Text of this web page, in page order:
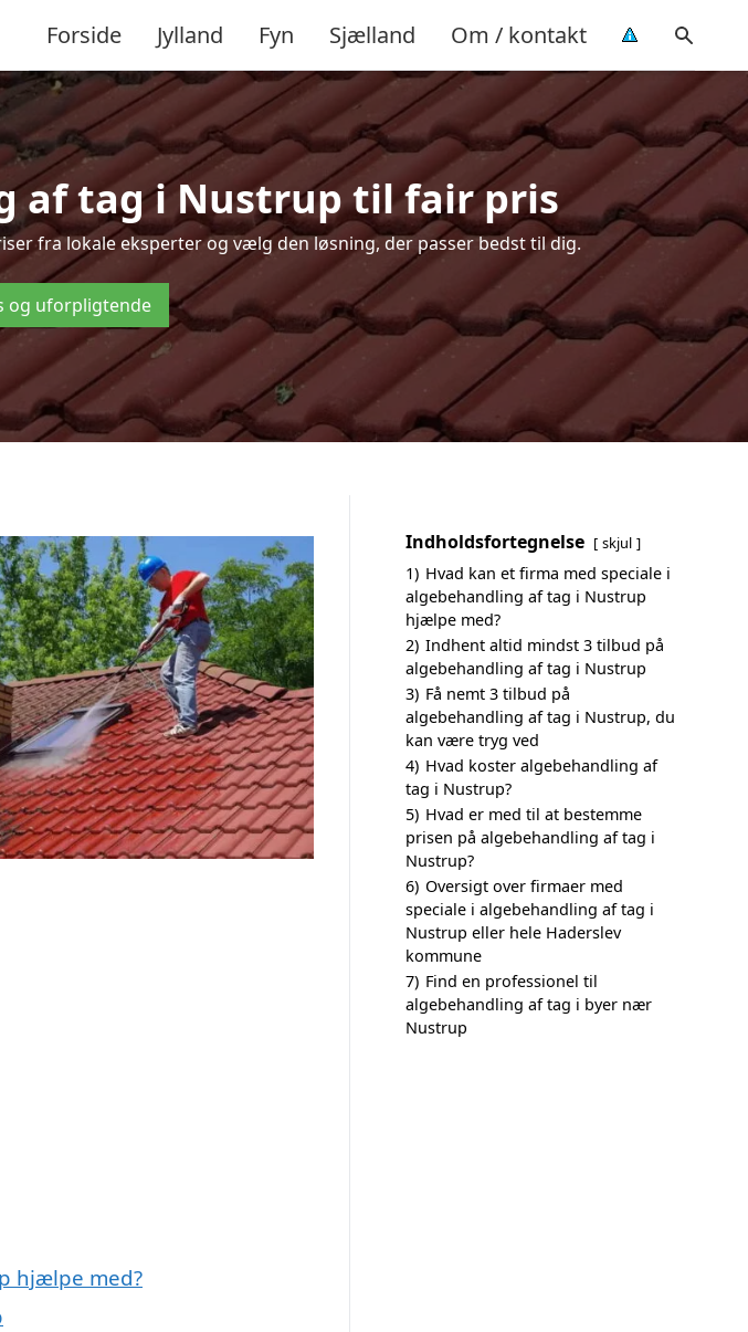
Forside Jylland Fyn Sjælland Om / kontakt
af tag i Nustrup til fair pris
fra lokale eksperter og vælg den løsning, der passer bedst til dig.
og uforpligtende
hjælpe med?
Indholdsfortegnelse skjul
1) Hvad kan et firma med speciale i
algebehandling af tag i Nustrup
hjælpe med?
2) Indhent altid mindst 3 tilbud på
algebehandling af tag i Nustrup
3) Få nemt 3 tilbud på
algebehandling af tag i Nustrup, du
kan være tryg ved
4) Hvad koster algebehandling af
tag i Nustrup?
5) Hvad er med til at bestemme
prisen på algebehandling af tag i
Nustrup?
6) Oversigt over firmaer med
speciale i algebehandling af tag i
Nustrup eller hele Haderslev
kommune
7) Find en professionel til
algebehandling af tag i byer nær
Nustrup